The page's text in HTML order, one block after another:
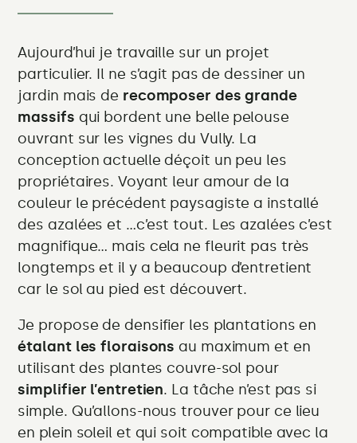
Aujourd’hui je travaille sur un projet
particulier. Il ne s’agit pas de dessiner un
jardin mais de recomposer des grande
massifs qui bordent une belle pelouse
ouvrant sur les vignes du Vully. La
conception actuelle déçoit un peu les
propriétaires. Voyant leur amour de la
couleur le précédent paysagiste a installé
des azalées et …c’est tout. Les azalées c’est
magnifique… mais cela ne fleurit pas très
longtemps et il y a beaucoup d’entretient
car le sol au pied est découvert.
Je propose de densifier les plantations en
étalant les floraisons au maximum et en
utilisant des plantes couvre-sol pour
simplifier l’entretien. La tâche n’est pas si
simple. Qu’allons-nous trouver pour ce lieu
en plein soleil et qui soit compatible avec la